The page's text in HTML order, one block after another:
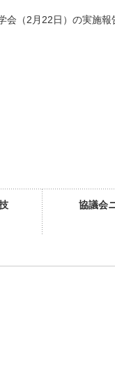
会（2月22日）の実施
協議会